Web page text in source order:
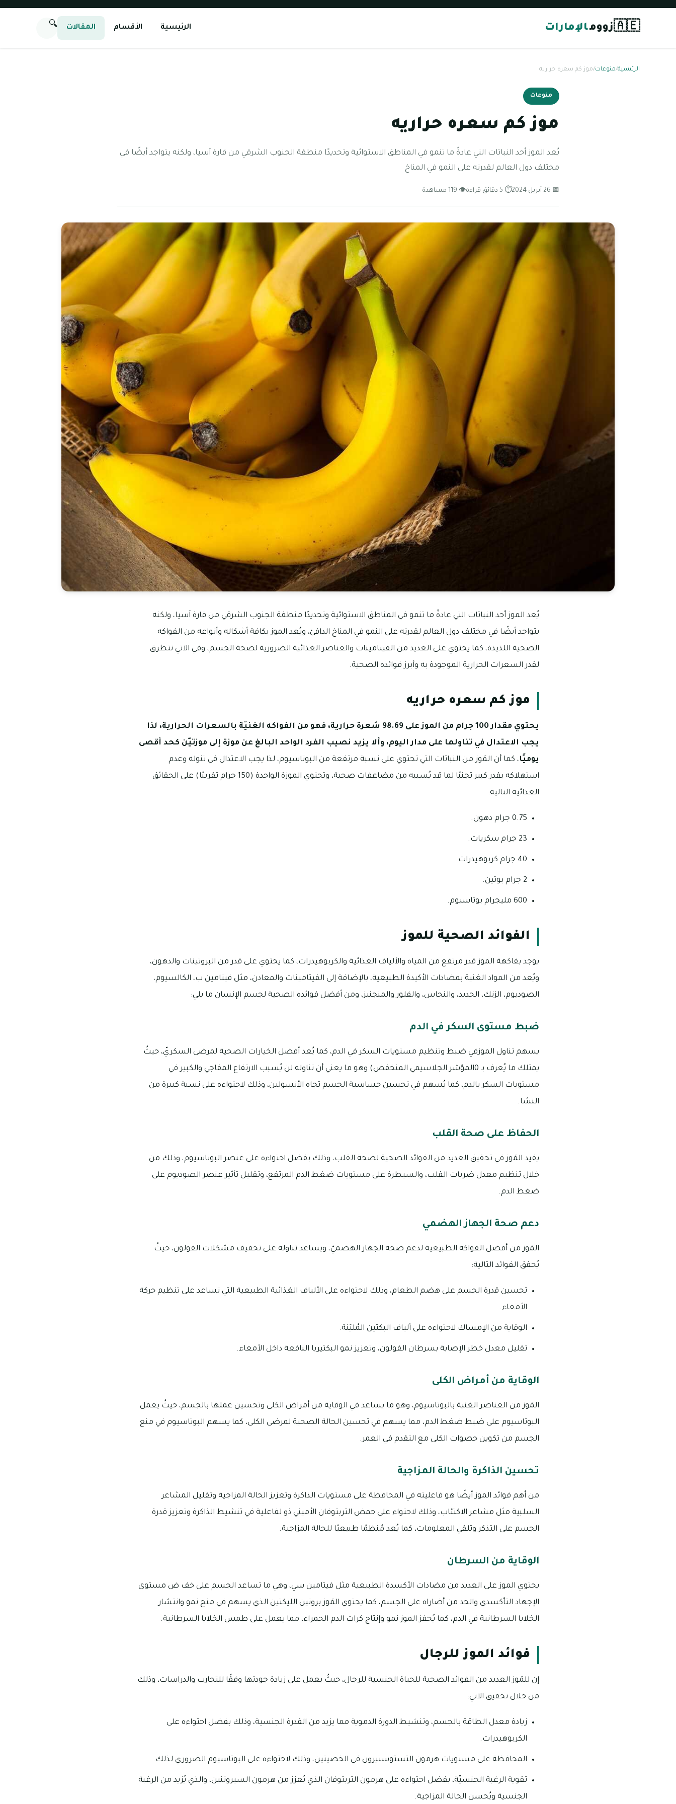
🇦🇪زوومالإمارات الرئيسية الأقسام المقالات 🔍
الرئيسية/منوعات/موز كم سعره حراريه
منوعات
موز كم سعره حراريه
يُعد الموز أحد النباتات التي عادةً ما تنمو في المناطق الاستوائية وتحديدًا منطقة الجنوب الشرقي من قارة آسيا، ولكنه يتواجد أيضًا في
مختلف دول العالم لقدرته على النمو في المناخ
📅 26 أبريل 2024 ⏱ 5 دقائق قراءة 👁 119 مشاهدة
يُعد الموز أحد النباتات التي عادةً ما تنمو في المناطق الاستوائية وتحديدًا منطقة الجنوب الشرقي من قارة آسيا، ولكنه
يتواجد أيضًا في مختلف دول العالم لقدرته على النمو في المناخ الدافئ، ويُعد الموز بكافة أشكاله وأنواعه من الفواكه
الصحية اللذيذة، كما يحتوي على العديد من الفيتامينات والعناصر الغذائية الضرورية لصحة الجسم، وفي الآتي نتطرق
لقدر السعرات الحرارية الموجودة به وأبرز فوائده الصحية.
موز كم سعره حراريه
يحتوي مقدار 100 جرام من الموز على 98.69 سُعرة حرارية، فهو من الفواكه الغنيّة بالسعرات الحرارية، لذا
يجب الاعتدال في تناولها على مدار اليوم، وألا يزيد نصيب الفرد الواحد البالغ عن موزة إلى موزتيّن كحد أقصى
يوميًا، كما أن المَوز من النباتات التي تحتوي على نسبة مرتفعة من البوتاسيوم، لذا يجب الاعتدال في تنوله وعدم
استهلاكه بقدر كبير تجنبًا لما قد يُسببه من مضاعفات صحية، وتحتوي الموزة الواحدة (150 جرام تقريبًا) على الحقائق
الغذائية التالية:
0.75 جرام دهون.
23 جرام سكريات.
40 جرام كربوهيدرات.
2 جرام بوتين.
600 مليجرام بوتاسيوم.
الفوائد الصحية للموز
يوجد بفاكهة الموز قدر مرتفع من المياه والألياف الغذائية والكربوهيدرات، كما يحتوي على قدر من البروتينات والدهون،
ويُعد من المواد الغنية بمضادات الأكيدة الطبيعية، بالإضافة إلى الفيتامينات والمعادن، مثل فيتامين ب، الكالسيوم،
الصوديوم، الزنك، الحديد، والنحاس، والفلور والمنجنيز، ومن أفضل فوائده الصحية لجسم الإنسان ما يلي:
ضبط مستوى السكر في الدم
يسهم تناول الموزفي ضبط وتنظيم مستويات السكر في الدم، كما يُعد أفضل الخيارات الصحية لمرضى السكريّ، حيثُ
يمتلك ما يُعرف بـ 0المؤشر الجلاسيمي المنخفض) وهو ما يعني أن تناوله لن يُسبب الارتفاع المفاجي والكبير في
مستويات السكر بالدم، كما يُسهم في تحسين حساسية الجسم تجاه الأنسولين، وذلك لاحتواءه على نسبة كبيرة من
النشا.
الحفاظ على صحة القلب
يفيد المَوز في تحقيق العديد من الفوائد الصحية لصحة القلب، وذلك بفضل احتواءه على عنصر البوتاسيوم، وذلك من
خلال تنظيم معدل ضربات القلب، والسيطرة على مستويات ضغط الدم المرتفع، وتقليل تأثير عنصر الصوديوم على
ضغط الدم.
دعم صحة الجهاز الهضمي
المَوز من أفضل الفواكه الطبيعية لدعم صحة الجهاز الهضميّ، ويساعد تناوله على تخفيف مشكلات القولون، حيثُ
يُحقق الفوائد التالية:
تحسين قدرة الجسم على هضم الطعام، وذلك لاحتواءه على الألياف الغذائية الطبيعية التي تساعد على تنظيم حركة
الأمعاء.
الوقاية من الإمساك لاحتواءه على ألياف البكتين المُليَنة.
تقليل معدل خطر الإصابة بسرطان القولون، وتعزيز نمو البكتيريا النافعة داخل الأمعاء.
الوقاية من أمراض الكلى
المَوز من العناصر الغنية بالبوتاسيوم، وهو ما يساعد في الوقاية من أمراض الكلى وتحسين عملها بالجسم، حيثُ يعمل
البوتاسيوم على ضبط ضغط الدم، مما يسهم في تحسين الحالة الصحية لمرضى الكلى، كما يسهم البوتاسيوم في منع
الجسم من تكوين حصوات الكلى مع التقدم في العمر.
تحسين الذاكرة والحالة المزاجية
من أهم فوائد الموز أيضًا هو فاعليته في المحافظة على مستويات الذاكرة وتعزيز الحالة المزاجية وتقليل المشاعر
السلبية مثل مشاعر الاكتئاب، وذلك لاحتواء على حمض التربتوفان الأميني ذو لفاعلية في تنشيط الذاكرة وتعزيز قدرة
الجسم على التذكر وتلقي المعلومات، كما يُعد مُنظمًا طبيعيًا للحالة المزاجية.
الوقاية من السرطان
يحتوي الموز على العديد من مضادات الأكسدة الطبيعية مثل فيتامين سي، وهي ما تساعد الجسم على خف ض مستوى
الإجهاد التأكسدي والحد من أضاراه على الجسم، كما يحتوي المَوز بروتين الليكتين الذي يسهم في منح نمو وانتشار
الخلايا السرطانية في الدم، كما يُحفز الموز نمو وإنتاج كرات الدم الحمراء، مما يعمل على طمس الخلايا السرطانية.
فوائد الموز للرجال
إن للمَوز العديد من الفوائد الصحية للحياة الجنسية للرجال، حيثُ يعمل على زيادة جودتها وفقًا للتجارب والدراسات، وذلك
من خلال تحقيق الآتي:
زيادة معدل الطاقة بالجسم، وتنشيط الدورة الدموية مما يزيد من القدرة الجنسية، وذلك بفضل احتواءه على
الكربوهيدرات.
المحافظة على مستويات هرمون التستوستيرون في الخصيتين، وذلك لاحتواءه على البوتاسيوم الضروري لذلك.
تقوية الرغبة الجنسيّة، بفضل احتواءه على هرمون التربتوفان الذي يُعزز من هرمون السيروتنين، والذي يُزيد من الرغبة
الجنسية ويُحسن الحالة المزاجية.